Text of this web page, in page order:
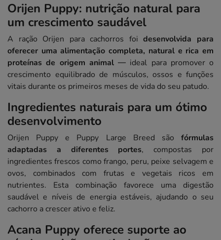
Orijen Puppy: nutrição natural para
um crescimento saudável
A ração Orijen para cachorros foidesenvolvida para
oferecer uma alimentação completa, natural e rica em
proteínas de origem animal— ideal para promover o
crescimento equilibrado de músculos, ossos e funções
vitais durante os primeiros meses de vida do seu patudo.
Ingredientes naturais para um ótimo
desenvolvimento
Orijen Puppy e Puppy Large Breed são fórmulas
adaptadas a diferentes portes, compostas por
ingredientes frescos como frango, peru, peixe selvagem e
ovos, combinados com frutas e vegetais ricos em
nutrientes. Esta combinação favorece uma digestão
saudável e níveis de energia estáveis, ajudando o seu
cachorro a crescer ativo e feliz.
Acana Puppy oferece suporte ao